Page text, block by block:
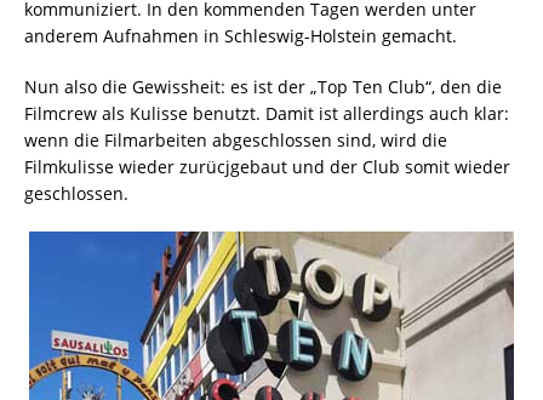
kommuniziert. In den kommenden Tagen werden unter
anderem Aufnahmen in Schleswig-Holstein gemacht.
Nun also die Gewissheit: es ist der „Top Ten Club“, den die
Filmcrew als Kulisse benutzt. Damit ist allerdings auch klar:
wenn die Filmarbeiten abgeschlossen sind, wird die
Filmkulisse wieder zurücjgebaut und der Club somit wieder
geschlossen.